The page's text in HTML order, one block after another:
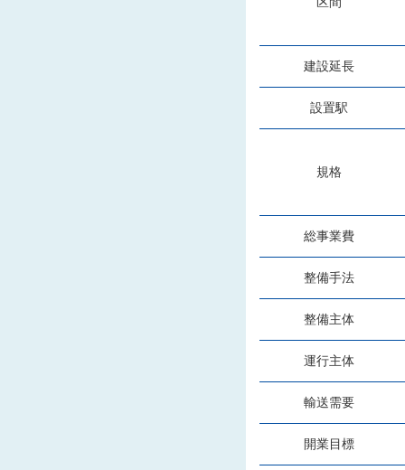
建設延長
設置駅
規格
総事業費
整備手法
整備主体
運行主体
輸送需要
開業目標